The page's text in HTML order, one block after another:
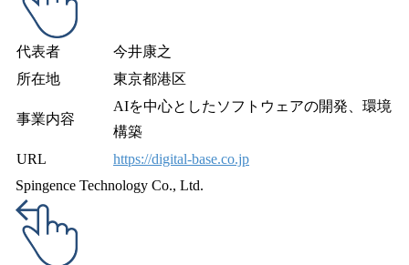
代表者
今井康之
所在地
東京都港区
事業内容
AIを中心としたソフトウェアの開発、環境
構築
URL
https://digital-base.co.jp
Spingence Technology Co., Ltd.